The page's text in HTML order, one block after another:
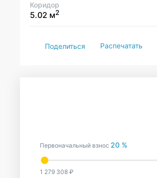
Коридор
5.02 м2
Поделиться Распечатать
Первоначальный взнос 20 %
1 279 308 ₽